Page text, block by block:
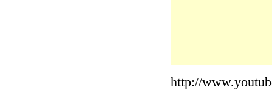
http://